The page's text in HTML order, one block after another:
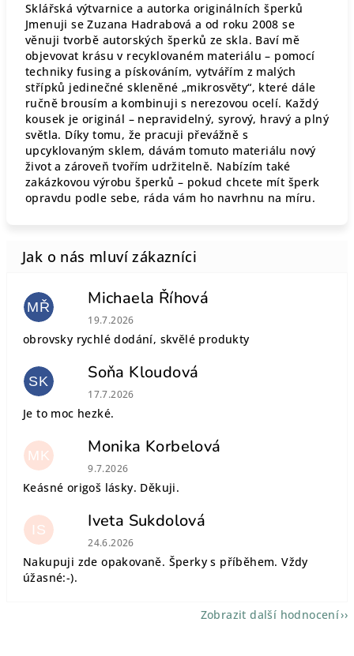
Sklářská výtvarnice a autorka originálních šperků
Jmenuji se Zuzana Hadrabová a od roku 2008 se
věnuji tvorbě autorských šperků ze skla. Baví mě
objevovat krásu v recyklovaném materiálu – pomocí
techniky fusing a pískováním, vytvářím z malých
střípků jedinečné skleněné „mikrosvěty“, které dále
ručně brousím a kombinuji s nerezovou ocelí. Každý
kousek je originál – nepravidelný, syrový, hravý a plný
světla. Díky tomu, že pracuji převážně s
upcyklovaným sklem, dávám tomuto materiálu nový
život a zároveň tvořím udržitelně. Nabízím také
zakázkovou výrobu šperků – pokud chcete mít šperk
opravdu podle sebe, ráda vám ho navrhnu na míru.
MŘ Michaela Říhová
Hodnocení obchodu je 5 z 5 hvězdiček.
19.7.2026
obrovsky rychlé dodání, skvělé produkty
SK Soňa Kloudová
Hodnocení obchodu je 5 z 5 hvězdiček.
17.7.2026
Je to moc hezké.
MK Monika Korbelová
Hodnocení obchodu je 5 z 5 hvězdiček.
9.7.2026
Keásné origoš lásky. Děkuji.
IS Iveta Sukdolová
Hodnocení obchodu je 5 z 5 hvězdiček.
24.6.2026
Nakupuji zde opakovaně. Šperky s příběhem. Vždy
úžasné:-).
Zobrazit další hodnocení